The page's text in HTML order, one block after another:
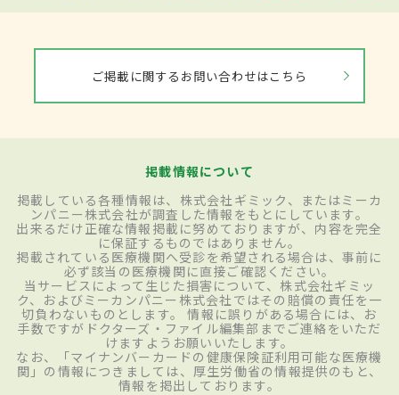
ご掲載に関するお問い合わせはこちら
掲載情報について
掲載している各種情報は、株式会社ギミック、またはミーカ
ンパニー株式会社が調査した情報をもとにしています。
出来るだけ正確な情報掲載に努めておりますが、内容を完全
に保証するものではありません。
掲載されている医療機関へ受診を希望される場合は、事前に
必ず該当の医療機関に直接ご確認ください。
当サービスによって生じた損害について、株式会社ギミッ
ク、およびミーカンパニー株式会社ではその賠償の責任を一
切負わないものとします。 情報に誤りがある場合には、お
手数ですがドクターズ・ファイル編集部までご連絡をいただ
けますようお願いいたします。
なお、「マイナンバーカードの健康保険証利用可能な医療機
関」の情報につきましては、厚生労働省の情報提供のもと、
情報を掲出しております。